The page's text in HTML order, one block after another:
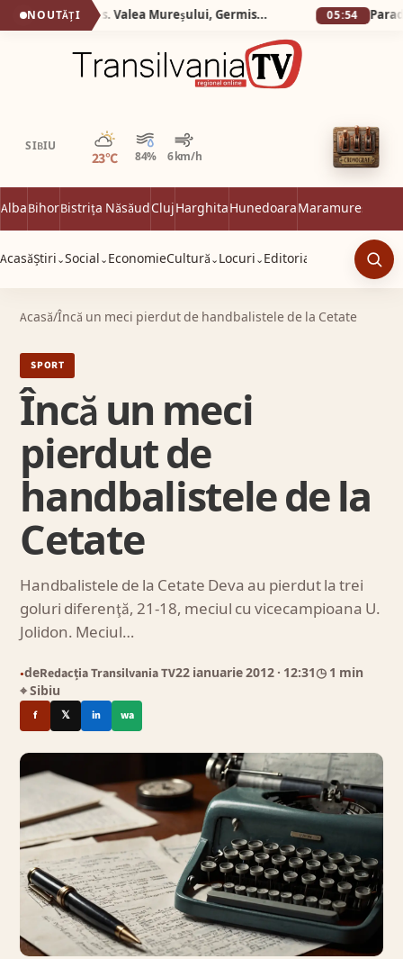
NOUTĂȚI Silva Logistic Services. Valea Mureșului, Germisara, Cascada Clocota, Rotonda de la Geoagiu, locul unde poți îmbina drumeția montană cu răsfățul balnear și curiozitatea istorică. 05:54 Paradisul
SIBIU
23°C 84% 6 km/h
Parțial noros
AlbaBihorBistrița NăsăudClujHarghitaHunedoaraMaramureș
AcasăȘtiri ⌄Social ⌄ EconomieCultură ⌄ Locuri ⌄ Editorial
Acasă/Încă un meci pierdut de handbalistele de la Cetate
SPORT
Încă un meci
pierdut de
handbalistele de la
Cetate
Handbalistele de la Cetate Deva au pierdut la trei
goluri diferenţă, 21-18, meciul cu vicecampioana U.
Jolidon. Meciul…
●deRedacția Transilvania TV22 ianuarie 2012 · 12:31◷ 1 min
⌖ Sibiu
f 𝕏 in wa